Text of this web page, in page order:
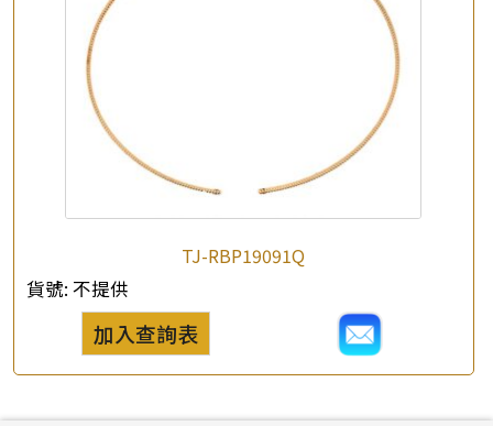
TJ-RBP19091Q
貨號: 不提供
加入查詢表